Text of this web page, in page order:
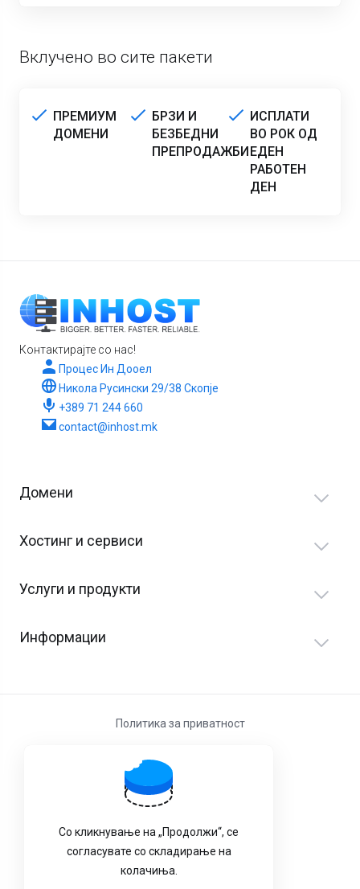
Вклучено во сите пакети
ПРЕМИУМ
ДОМЕНИ
БРЗИ И
БЕЗБЕДНИ
ПРЕПРОДАЖБИ
ИСПЛАТИ
ВО РОК ОД
ЕДЕН
РАБОТЕН
ДЕН
Контактирајте со нас!
Процес Ин Дооел
Никола Русински 29/38 Скопје
+389 71 244 660
contact@inhost.mk
Домени
Хостинг и сервиси
Услуги и продукти
Информации
Политика за приватност
Со кликнување на „Продолжи“, се
согласувате со складирање на
колачиња.